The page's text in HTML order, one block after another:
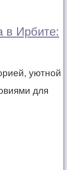
в Ирбите:
уютной
для